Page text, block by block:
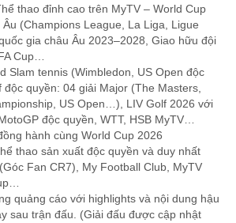
thao đỉnh cao trên MyTV – World Cup
(Champions League, La Liga, Ligue
gia châu Âu 2023–2028, Giao hữu đội
Cup…
Slam tennis (Wimbledon, US Open độc
quyền: 04 giải Major (The Masters,
US Open…), LIV Golf 2026 với
độc quyền, WTT, HSB MyTV…
hành cùng World Cup 2026
thao sản xuất độc quyền và duy nhất
Fan CR7), My Football Club, MyTV
quảng cáo với highlights và nội dung hậu
sau trận đấu. (Giải đấu được cập nhật